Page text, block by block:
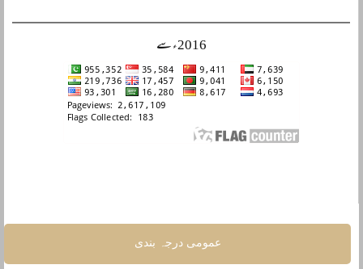
2016ء سے
عمومی درجہ بندی